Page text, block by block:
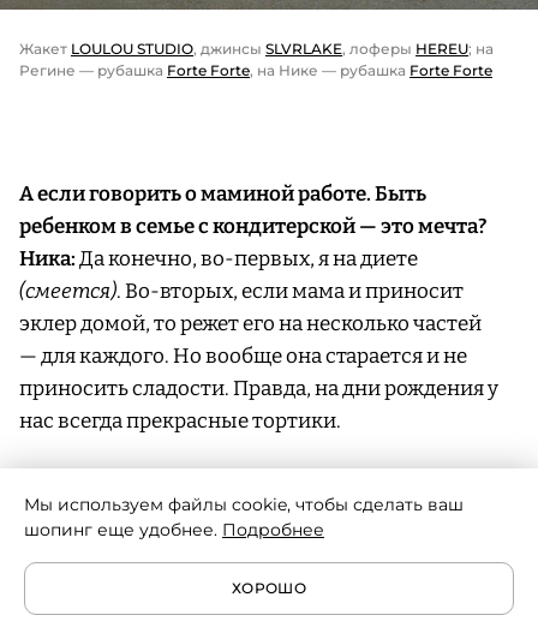
Жакет LOULOU STUDIO, джинсы SLVRLAKE, лоферы HEREU; на
Регине — рубашка Forte Forte, на Нике — рубашка Forte Forte
А если говорить о маминой работе. Быть
ребенком в семье с кондитерской — это мечта?
Ника:Да конечно, во-первых, я на диете
(смеется). Во-вторых, если мама и приносит
эклер домой, то режет его на несколько частей
— для каждого. Но вообще она старается и не
приносить сладости. Правда, на дни рождения у
нас всегда прекрасные тортики.
не близко — мой мозг далек от бизнеса. И мама
когда я вижу ее в другой деятельности, то у меня
не всегда складывается картинка. Но это так
Мы используем файлы cookie, чтобы сделать ваш
шопинг еще удобнее. Подробнее
ХОРОШО